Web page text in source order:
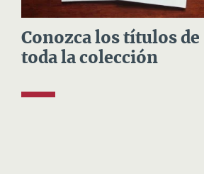
Conozca los títulos de
toda la colección